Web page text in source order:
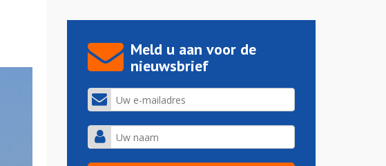
Meld u aan voor de
nieuwsbrief